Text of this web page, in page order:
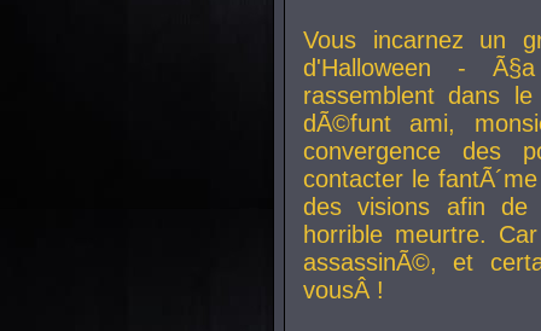
Vous incarnez un
d'Halloween -
rassemblent dans
dÃ©funt ami,
convergence des
contacter le
des visions afin
horrible meurtre.
assassinÃ©, et
vousÂ !